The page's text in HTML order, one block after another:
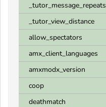
_tutor_message_repeats
_tutor_view_distance
allow_spectators
amx_client_languages
amxmodx_version
coop
deathmatch